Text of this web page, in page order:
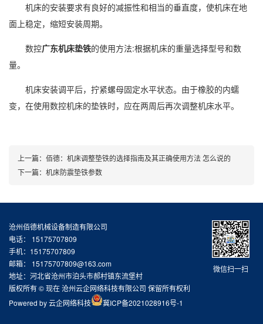
机床的安装要求有良好的减振性和相当的垂直度，使机床在地
面上稳定，缩短安装周期。
数控广东机床垫铁的使用方法:根据机床的重量选择型号和数
量。
机床安装调平后，拧紧螺母固定水平状态。由于橡胶的内蠕
变，在使用数控机床的垫铁时，应在两周后再次调整机床水平。
上一篇： 佰德：机床调整垫铁的选择指南及其正确使用方法 怎么说的
下一篇： 机床防震垫铁参数
微信扫一扫
沧州佰德机械设备制造有限公司
电话： 15175707809
手机：15175707809
邮箱： 15175707809@163.com
地址：河北省沧州市泊头市郝村镇东流堡村
版权所有 © 现在 沧州云企网络科技有限公司 保留所有权利
Powered by云企网络科技 冀ICP备2021028916号-1